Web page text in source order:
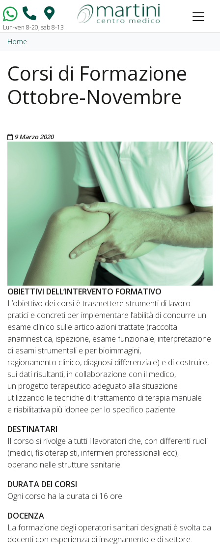
Vai al contenuto
Lun-ven 8-20, sab 8-13
Home
Corsi di Formazione
Ottobre-Novembre
Pubblicato il
9 Marzo 2020
OBIETTIVI DELL’INTERVENTO FORMATIVO
L’obiettivo dei corsi è trasmettere strumenti di lavoro
pratici e concreti per implementare l’abilità di condurre un
esame clinico sulle articolazioni trattate (raccolta
anamnestica, ispezione, esame funzionale, interpretazione
di esami strumentali e per bioimmagini,
ragionamento clinico, diagnosi differenziale) e di costruire,
sui dati risultanti, in collaborazione con il medico,
un progetto terapeutico adeguato alla situazione
utilizzando le tecniche di trattamento di terapia manuale
e riabilitativa più idonee per lo specifico paziente.
DESTINATARI
Il corso si rivolge a tutti i lavoratori che, con differenti ruoli
(medici, fisioterapisti, infermieri professionali ecc),
operano nelle strutture sanitarie.
DURATA DEI CORSI
Ogni corso ha la durata di 16 ore.
DOCENZA
La formazione degli operatori sanitari designati è svolta da
docenti con esperienza di insegnamento e di settore.